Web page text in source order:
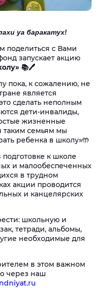
уа баракатух!
поделиться с Вами
запускает акцию
📚🖊️
пока, к сожалению, не
является
сделать неполным
дети-инвалиды,
жизненные
семьям мы
ребенка в школу»🤲
к школе
и малообеспеченных
в трудном
акции проводится
и канцелярских
школьную и
тетради, альбомы,
необходимые для
в этом важном
через наш